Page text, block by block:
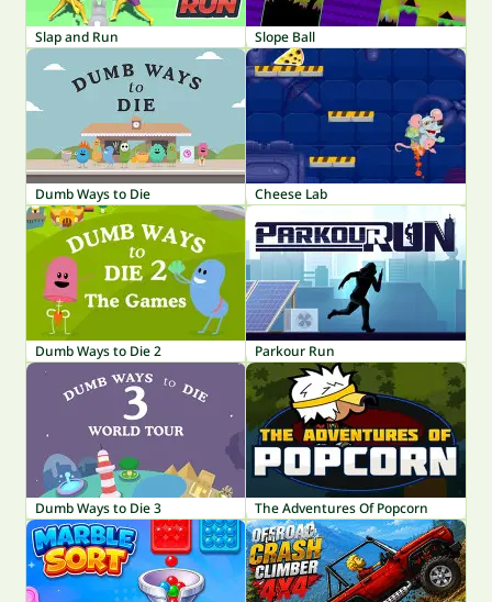
Slap and Run Slope Ball
Dumb Ways to Die Cheese Lab
Dumb Ways to Die 2 Parkour Run
Dumb Ways to Die 3 The Adventures Of Popcorn